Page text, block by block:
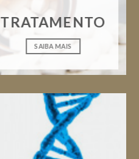
TRATAMENTO
SAIBA MAIS